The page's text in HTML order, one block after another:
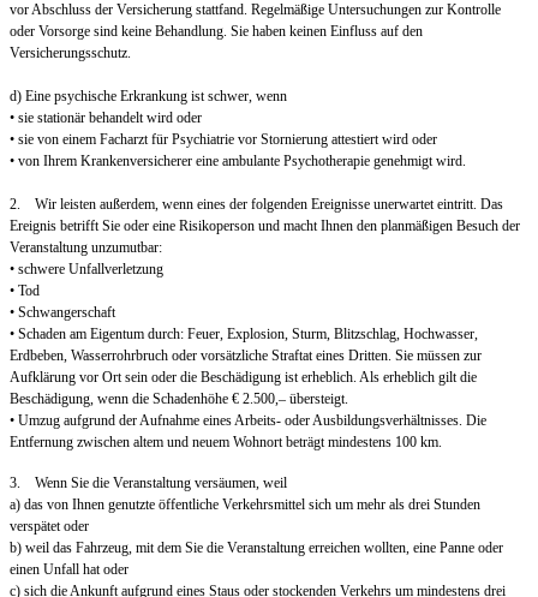
vor Abschluss der Versicherung stattfand. Regelmäßige Untersuchungen zur Kontrolle
oder Vorsorge sind keine Behandlung. Sie haben keinen Einfluss auf den
Versicherungsschutz.
d) Eine psychische Erkrankung ist schwer, wenn
• sie stationär behandelt wird oder
• sie von einem Facharzt für Psychiatrie vor Stornierung attestiert wird oder
• von Ihrem Krankenversicherer eine ambulante Psychotherapie genehmigt wird.
2. Wir leisten außerdem, wenn eines der folgenden Ereignisse unerwartet eintritt. Das
Ereignis betrifft Sie oder eine Risikoperson und macht Ihnen den planmäßigen Besuch der
Veranstaltung unzumutbar:
• schwere Unfallverletzung
• Tod
• Schwangerschaft
• Schaden am Eigentum durch: Feuer, Explosion, Sturm, Blitzschlag, Hochwasser,
Erdbeben, Wasserrohrbruch oder vorsätzliche Straftat eines Dritten. Sie müssen zur
Aufklärung vor Ort sein oder die Beschädigung ist erheblich. Als erheblich gilt die
Beschädigung, wenn die Schadenhöhe € 2.500,– übersteigt.
• Umzug aufgrund der Aufnahme eines Arbeits- oder Ausbildungsverhältnisses. Die
Entfernung zwischen altem und neuem Wohnort beträgt mindestens 100 km.
3. Wenn Sie die Veranstaltung versäumen, weil
a) das von Ihnen genutzte öffentliche Verkehrsmittel sich um mehr als drei Stunden
verspätet oder
b) weil das Fahrzeug, mit dem Sie die Veranstaltung erreichen wollten, eine Panne oder
einen Unfall hat oder
c) sich die Ankunft aufgrund eines Staus oder stockenden Verkehrs um mindestens drei